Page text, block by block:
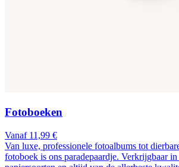
Fotoboeken
Vanaf 11,99 €
Van luxe, professionele fotoalbums tot
fotoboek is ons paradepaardje. Verkrijgbaar